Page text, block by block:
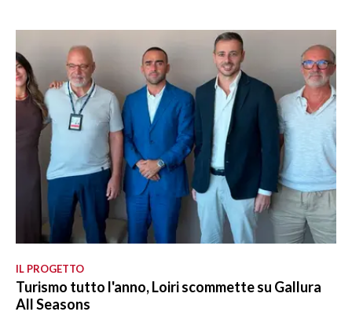
IL PROGETTO
Turismo tutto l'anno, Loiri scommette su Gallura
All Seasons